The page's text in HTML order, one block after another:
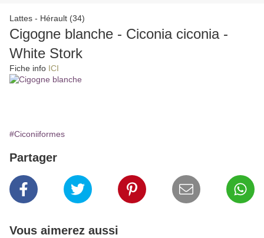
Lattes - Hérault (34)
Cigogne blanche - Ciconia ciconia -
White Stork
Fiche info ICI
#Ciconiiformes
Partager
Vous aimerez aussi